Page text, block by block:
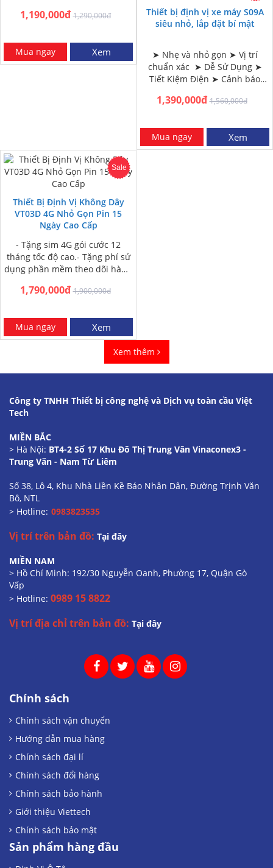
1,190,000đ 1,290,000đ
Mua ngay Xem
Thiết bị định vị xe máy S09A
siêu nhỏ, lắp đặt bí mật
➤ Nhẹ và nhỏ gọn ➤ Vị trí
chuẩn xác ➤ Dễ Sử Dụng ➤
Tiết Kiệm Điện ➤ Cảnh báo
1,390,000đ 1,560,000đ
Mua ngay Xem
Sale
Thiết Bị Định Vị Không Dây
VT03D 4G Nhỏ Gọn Pin 15
Ngày Cao Cấp
- Tặng sim 4G gói cước 12
tháng tốc độ cao.- Tặng phí sử
dụng phần mềm theo dõi hành
1,790,000đ 1,900,000đ
Mua ngay Xem
Xem thêm
Công ty TNHH Thiết bị công nghệ và Dịch vụ toàn cầu Việt
Tech
MIỀN BẮC
> Hà Nội: BT4-2 Số 17 Khu Đô Thị Trung Văn Vinaconex3 -
Trung Văn - Nam Từ Liêm
Số 38, Lô 4, Khu Nhà Liền Kề Báo Nhân Dân, Đường Trịnh Văn
Bô, NTL
> Hotline: 0983823535
Vị trí trên bản đồ: Tại đây
MIỀN NAM
> Hồ Chí Minh: 192/30 Nguyễn Oanh, Phường 17, Quận Gò
Vấp
> Hotline: 0989 15 8822
Vị trí địa chỉ trên bản đồ: Tại đây
Chính sách
Chính sách vận chuyển
Hướng dẫn mua hàng
Chính sách đại lí
Chính sách đổi hàng
Chính sách bảo hành
Giới thiệu Viettech
Chính sách bảo mật
Sản phẩm hàng đầu